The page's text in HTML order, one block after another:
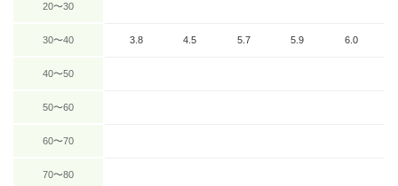
20〜30
30〜40 3.8 4.5 5.7 5.9 6.0
40〜50
50〜60
60〜70
70〜80